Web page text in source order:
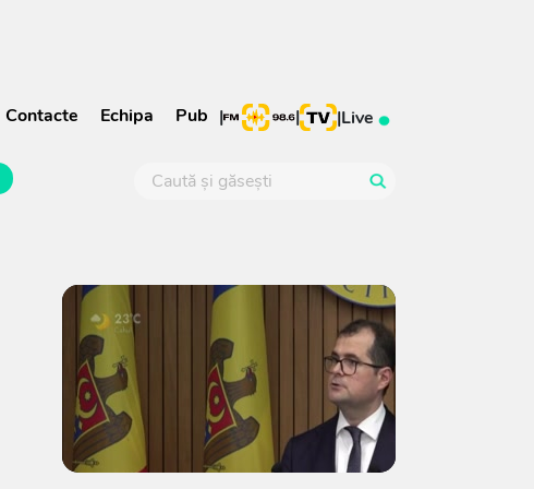
Contacte Echipa Pub | | |Live